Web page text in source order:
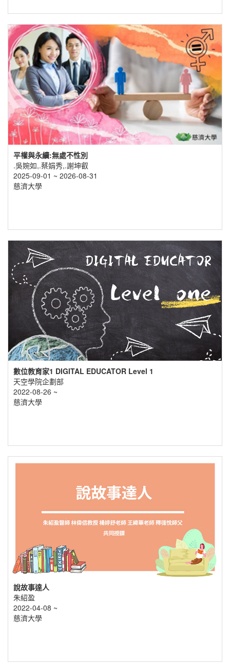
平權與永續:無處不性別
.吳婉如,.蔡娟秀,.謝坤叡
2025-09-01 ~ 2026-08-31
慈濟大學
數位教育家1 DIGITAL EDUCATOR Level 1
天空學院企劃部
2022-08-26 ~
慈濟大學
說故事達人
朱紹盈
2022-04-08 ~
慈濟大學